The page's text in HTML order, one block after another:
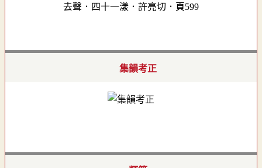
去聲．四十一漾．許亮切．頁599
集韻考正